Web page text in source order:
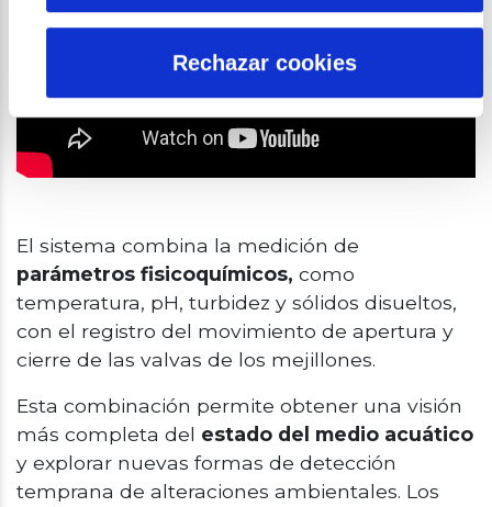
Rechazar cookies
El sistema combina la medición de
parámetros fisicoquímicos, como
temperatura, pH, turbidez y sólidos disueltos,
con el registro del movimiento de apertura y
cierre de las valvas de los mejillones.
Esta combinación permite obtener una visión
más completa del estado del medio acuático
y explorar nuevas formas de detección
temprana de alteraciones ambientales. Los